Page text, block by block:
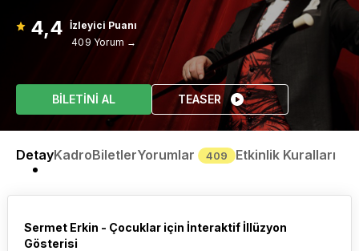
4,4 İzleyici Puanı
409 Yorum →
BİLETİNİ AL TEASER
DetayKadroBiletlerYorumlar 409 Etkinlik Kuralları
Sermet Erkin - Çocuklar için İnteraktif İllüzyon
Gösterisi